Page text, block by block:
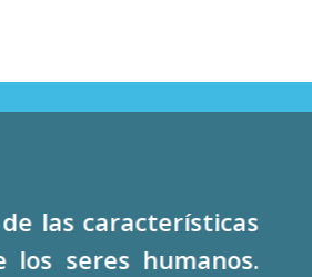
las características
seres humanos.